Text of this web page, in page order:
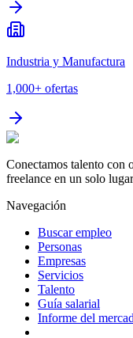
Industria y Manufactura
1,000+ ofertas
Conectamos talento con
freelance en un solo
Navegación
Buscar empleo
Personas
Empresas
Servicios
Talento
Guía salarial
Informe del